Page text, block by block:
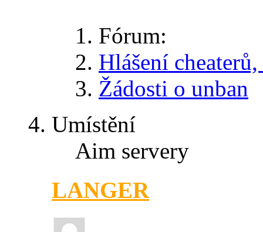
Fórum:
Hlášení
Žádosti o unban
Umístění
Aim servery
LANGER